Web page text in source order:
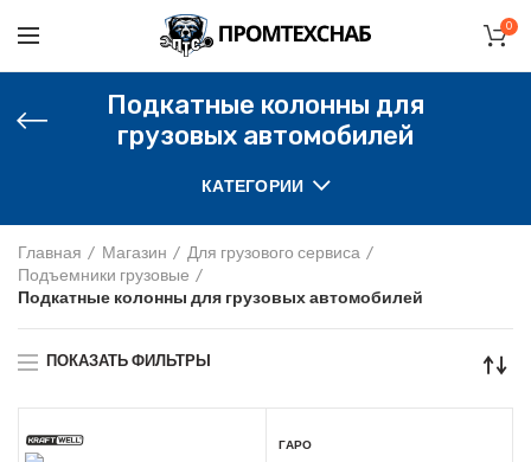
0
Подкатные колонны для
грузовых автомобилей
КАТЕГОРИИ
Главная Магазин
Для грузового сервиса
Подъемники грузовые
Подкатные колонны для грузовых автомобилей
ПОКАЗАТЬ ФИЛЬТРЫ
ГАРО